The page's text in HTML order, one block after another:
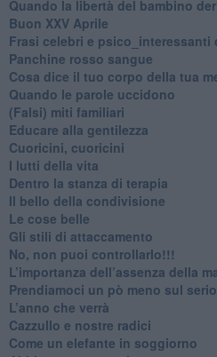
​Quando la libertà del bambino
Buon XXV Aprile
​Frasi celebri e psico_interessanti
​Panchine rosso sangue
​Cosa dice il tuo corpo della tua
​Quando le parole uccidono
​(Falsi) miti familiari
​Educare alla gentilezza
​Cuoricini, cuoricini
I lutti della vita
​Dentro la stanza di terapia
​Il bello della condivisione
Le cose belle
​Gli stili di attaccamento
No, non puoi controllarlo!!!
​L’importanza dell’assenza della
​Prendiamoci un pò meno sul serio
​L’anno che verrà
​Cazzullo e nostre radici
​Come un elefante in soggiorno